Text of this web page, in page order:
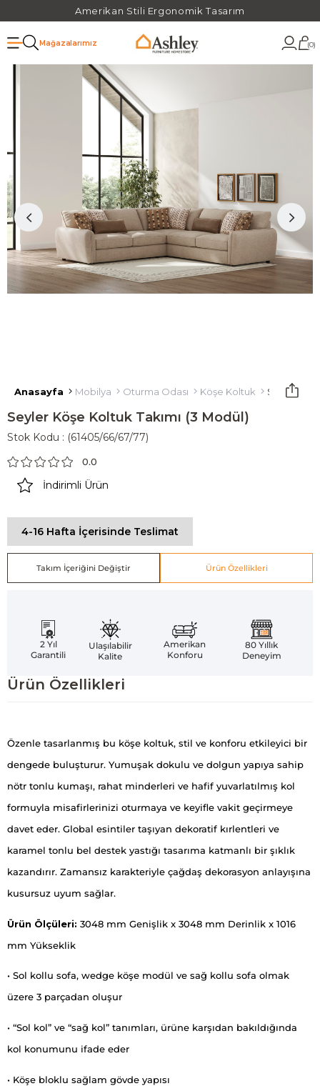
Amerikan Stili Ergonomik Tasarım
Mağazalarımız 0
Anasayfa Mobilya Oturma Odası Köşe Koltuk Seyler
Seyler Köşe Koltuk Takımı (3 Modül)
Stok Kodu (61405/66/67/77)
0.0
İndirimli Ürün
4-16 Hafta İçerisinde Teslimat
Takım İçeriğini Değiştir Ürün Özellikleri
2 Yıl
Garantili
Ulaşılabilir
Kalite
Amerikan
Konforu
80 Yıllık
Deneyim
Ürün Özellikleri
Özenle tasarlanmış bu köşe koltuk, stil ve konforu etkileyici bir
dengede buluşturur. Yumuşak dokulu ve dolgun yapıya sahip
nötr tonlu kumaşı, rahat minderleri ve hafif yuvarlatılmış kol
formuyla misafirlerinizi oturmaya ve keyifle vakit geçirmeye
davet eder. Global esintiler taşıyan dekoratif kırlentleri ve
karamel tonlu bel destek yastığı tasarıma katmanlı bir şıklık
kazandırır. Zamansız karakteriyle çağdaş dekorasyon anlayışına
kusursuz uyum sağlar.
Ürün Ölçüleri: 3048 mm Genişlik x 3048 mm Derinlik x 1016
mm Yükseklik
• Sol kollu sofa, wedge köşe modül ve sağ kollu sofa olmak
üzere 3 parçadan oluşur
• “Sol kol” ve “sağ kol” tanımları, ürüne karşıdan bakıldığında
kol konumunu ifade eder
• Köşe bloklu sağlam gövde yapısı